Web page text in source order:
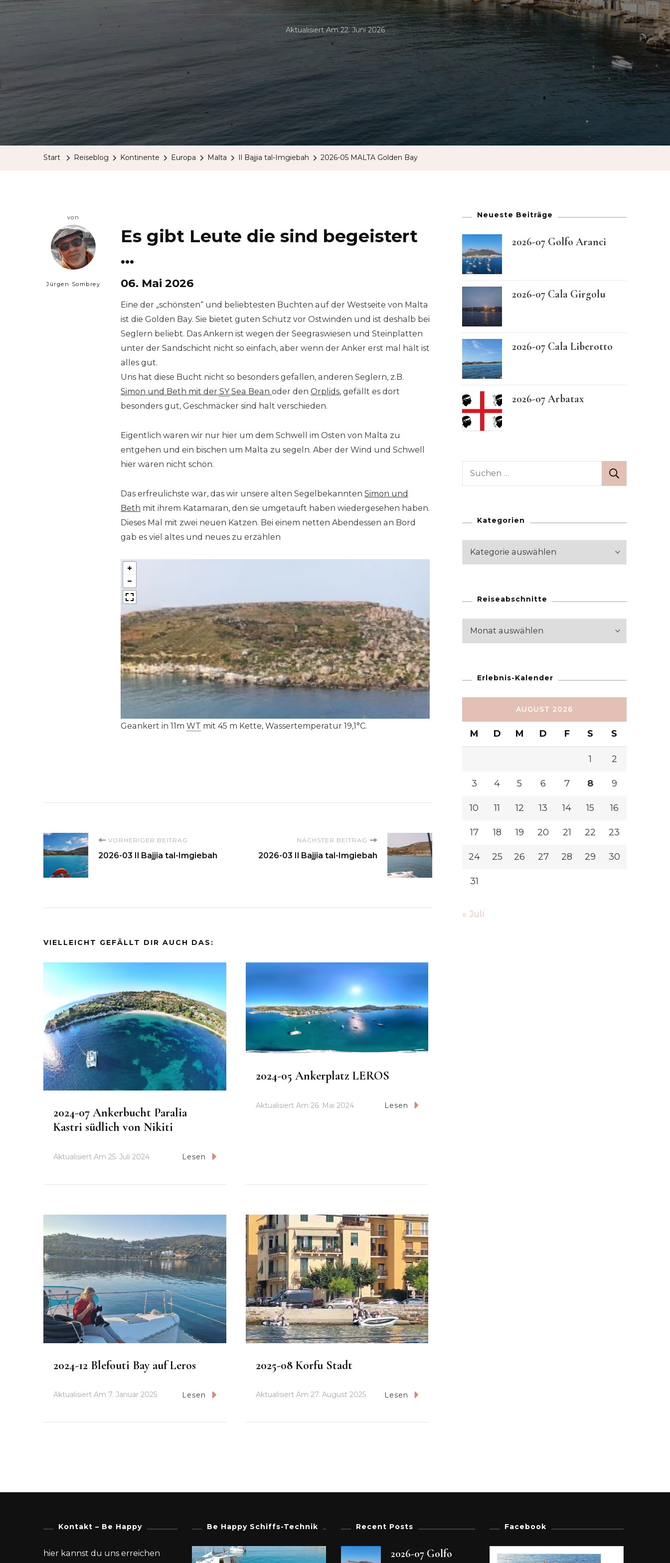
French
Greek
Spanish
Swedish
Aktualisiert Am22. Juni 2026
Start Reiseblog Kontinente Europa Malta Il Bajjia tal-Imgiebah 2026-05 MALTA Golden Bay
von
Jürgen Sombrey
Es gibt Leute die sind begeistert
…
06. Mai 2026
Eine der „schönsten“ und beliebtesten Buchten auf der Westseite von Malta
ist die Golden Bay. Sie bietet guten Schutz vor Ostwinden und ist deshalb bei
Seglern beliebt. Das Ankern ist wegen der Seegraswiesen und Steinplatten
unter der Sandschicht nicht so einfach, aber wenn der Anker erst mal hält ist
alles gut.
Uns hat diese Bucht nicht so besonders gefallen, anderen Seglern, z.B.
Simon und Beth mit der SYSea Bean oder den Orplids, gefällt es dort
besonders gut, Geschmäcker sind halt verschieden.
Eigentlich waren wir nur hier um dem Schwell im Osten von Malta zu
entgehen und ein bischen um Malta zu segeln. Aber der Wind und Schwell
hier waren nicht schön.
Das erfreulichste war, das wir unsere alten Segelbekannten Simon und
Beth mit ihrem Katamaran, den sie umgetauft haben wiedergesehen haben.
Dieses Mal mit zwei neuen Katzen. Bei einem netten Abendessen an Bord
gab es viel altes und neues zu erzählen
Geankert in 11m WT mit 45 m Kette, Wassertemperatur 19,1°C.
Beitragsnavigation
VORHERIGER BEITRAG
2026-03 Il Bajjia tal-Imgiebah
NÄCHSTER BEITRAG
2026-03 Il Bajjia tal-Imgiebah
VIELLEICHT GEFÄLLT DIR AUCH DAS:
2024-07 Ankerbucht Paralia
Kastri südlich von Nikiti
Aktualisiert Am 25. Juli 2024 Lesen
2024-05 Ankerplatz LEROS
Aktualisiert Am 26. Mai 2024 Lesen
2024-12 Blefouti Bay auf Leros
Aktualisiert Am 7. Januar 2025 Lesen
2025-08 Korfu Stadt
Aktualisiert Am 27. August 2025 Lesen
Neueste Beiträge
2026-07 Golfo Aranci
2026-07 Cala Girgolu
2026-07 Cala Liberotto
2026-07 Arbatax
Suchen
Kategorien
Kategorien
Reiseabschnitte
Reiseabschnitte
Erlebnis-Kalender
AUGUST 2026
M D M D F S S
1 2
3 4 5 6 7 8 9
10 11 12 13 14 15 16
17 18 19 20 21 22 23
24 25 26 27 28 29 30
31
« Juli
Kontakt – Be Happy
hier kannst du uns erreichen
Be Happy Schiffs-Technik Recent Posts
2026-07 Golfo
Facebook